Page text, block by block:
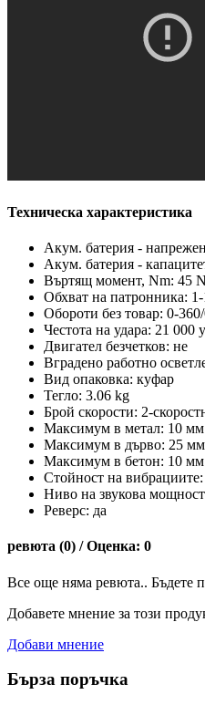
Техническа характеристика
Акум. батерия -
Акум. батерия -
Въртящ момент, Nm: 45
Обхват на патронника:
Обороти без товар: 0-
Честота на удара: 21 000
Двигател безчетков: не
Вградено работно
Вид опаковка: куфар
Тегло: 3.06 kg
Брой скорости: 2-
Максимум в метал: 10 мм
Максимум в дърво: 25 мм
Максимум в бетон: 10 мм
Стойност на
Ниво на звукова
Реверс: да
ревюта (0) / Оценка: 0
Все още няма ревюта.. Бъдете
Добавете мнение за този
Добави мнение
Бърза поръчка